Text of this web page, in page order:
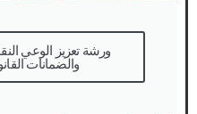
والضمانات